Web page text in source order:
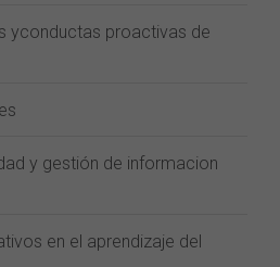
yconductas proactivas de
y gestión de informacion
en el aprendizaje del